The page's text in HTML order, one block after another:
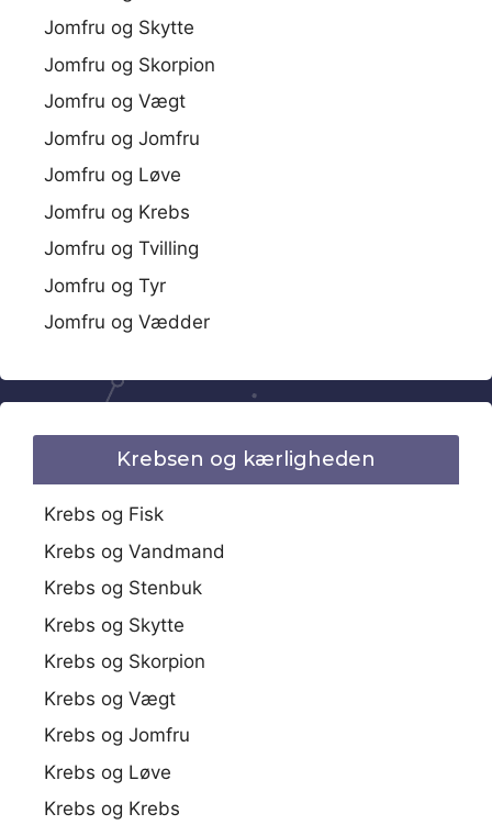
Jomfru og Skytte
Jomfru og Skorpion
Jomfru og Vægt
Jomfru og Jomfru
Jomfru og Løve
Jomfru og Krebs
Jomfru og Tvilling
Jomfru og Tyr
Jomfru og Vædder
Krebsen og kærligheden
Krebs og Fisk
Krebs og Vandmand
Krebs og Stenbuk
Krebs og Skytte
Krebs og Skorpion
Krebs og Vægt
Krebs og Jomfru
Krebs og Løve
Krebs og Krebs